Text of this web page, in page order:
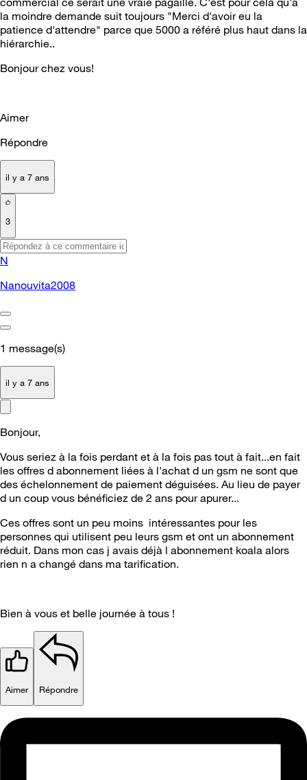
la moindre demande suit toujours "Merci d'avoir eu la
patience d'attendre" parce que 5000 a référé plus haut dans la
hiérarchie..
Bonjour chez vous!
Aimer
Répondre
il y a 7 ans
3
N
Nanouvita2008
1 message(s)
il y a 7 ans
Bonjour,
Vous seriez à la fois perdant et à la fois pas tout à fait...en fait
les offres d abonnement liées à l'achat d un gsm ne sont que
des échelonnement de paiement déguisées. Au lieu de payer
d un coup vous bénéficiez de 2 ans pour apurer...
Ces offres sont un peu moins intéressantes pour les
personnes qui utilisent peu leurs gsm et ont un abonnement
réduit. Dans mon cas j avais déjà l abonnement koala alors
rien n a changé dans ma tarification.
Bien à vous et belle journée à tous !
Aimer Répondre